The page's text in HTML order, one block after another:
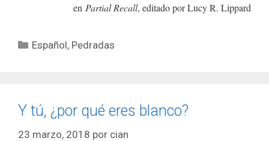
en Partial Recall, editado por Lucy R. Lippard
Categorías
Español, Pedradas
Y tú, ¿por qué eres blanco?
23 marzo, 2018 por cian